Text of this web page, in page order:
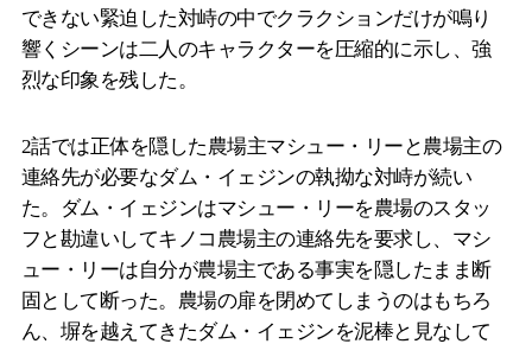
できない緊迫した対峙の中でクラクションだけが鳴り
響くシーンは二人のキャラクターを圧縮的に示し、強
烈な印象を残した。
2話では正体を隠した農場主マシュー・リーと農場主の
連絡先が必要なダム・イェジンの執拗な対峙が続い
た。ダム・イェジンはマシュー・リーを農場のスタッ
フと勘違いしてキノコ農場主の連絡先を要求し、マシ
ュー・リーは自分が農場主である事実を隠したまま断
固として断った。農場の扉を閉めてしまうのはもちろ
ん、塀を越えてきたダム・イェジンを泥棒と見なして